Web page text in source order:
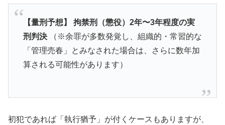
【量刑予想】
拘禁刑（懲役）2年〜3年程度の実
刑判決（※余罪が多数発覚し、組織的・常習的な
「管理売春」とみなされた場合は、さらに数年加
算される可能性があります）
初犯であれば「執行猶予」が付くケースもありますが、